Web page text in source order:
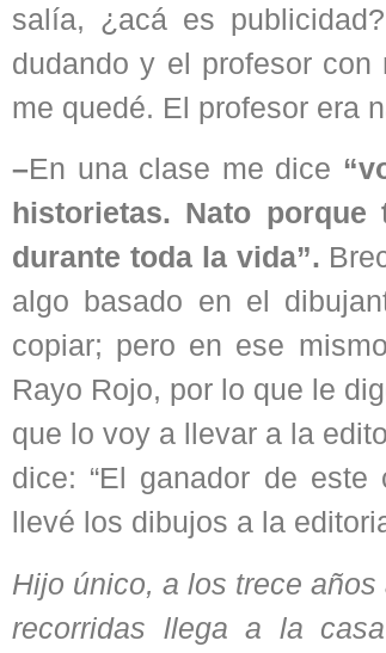
salía, ¿acá es
dudando y el profesor
me quedé. El profesor era
–En una clase me dice
historietas. Nato
durante toda la vida”.
algo basado en el
copiar; pero en ese
Rayo Rojo, por lo que le
que lo voy a llevar a la
dice: “El ganador de
llevé los dibujos a la
Hijo único, a los trece
recorridas llega a la